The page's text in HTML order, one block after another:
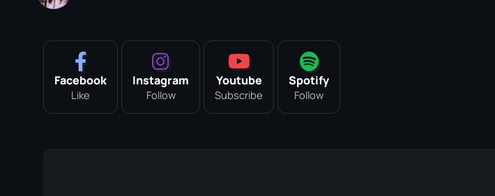
Facebook
Like
Instagram
Follow
Youtube
Subscribe
Spotify
Follow